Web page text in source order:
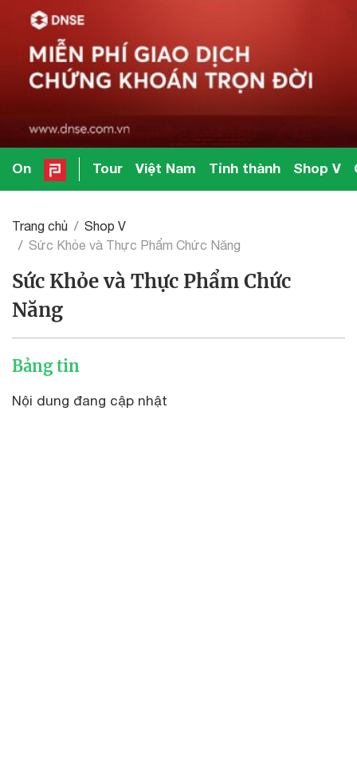
On Tour Việt Nam Tỉnh thành Shop V
Trang chủ
Shop V
Sức Khỏe và Thực Phẩm Chức Năng
Sức Khỏe và Thực Phẩm Chức
Năng
Bảng tin
Nội dung đang cập nhật